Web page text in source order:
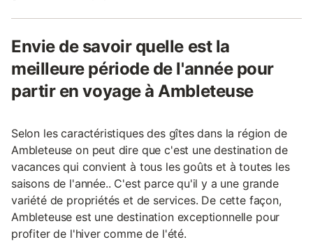
Envie de savoir quelle est la
meilleure période de l'année pour
partir en voyage à Ambleteuse
Selon les caractéristiques des gîtes dans la région de
Ambleteuse on peut dire que c'est une destination de
vacances qui convient à tous les goûts et à toutes les
saisons de l'année.. C'est parce qu'il y a une grande
variété de propriétés et de services. De cette façon,
Ambleteuse est une destination exceptionnelle pour
profiter de l'hiver comme de l'été.